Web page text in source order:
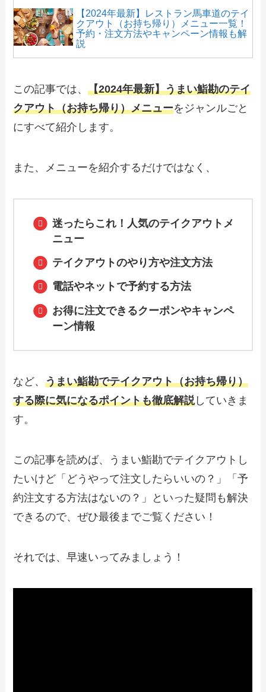
【2024年最新】レストラン馬車道のテイ
クアウト（お持ち帰り）メニュー一覧！
予約・注文方法やキャンペーン情報も解
説
ト全メニュー！お持ち帰りの予約・注文
方法やクーポン情報も解説
【2024年最新】がってん寿司のテイクア
約・注文方法やキャンペーン情報も解説
【2024年最新】焼肉ライクで人気のテイ
すすめ商品や予約・注文方法も紹介
【2024年最新】すし丸のテイクアウト
【2024年最新】かっぱ寿司持ち帰りメニ
ューランキング！単品やセットも一覧表
で紹介
アウト全メニュー！お持ち帰りの予約・
【2024年最新】天丼てんやてんどのテイ
クアウト全メニュー！お持ち帰りの予
この記事では、【2024年最新】うまい鮨勘のテイ
クアウト（お持ち帰り）メニューをジャンルごと
にすべて紹介します。
また、メニューを紹介するだけではなく、
迷ったらこれ！人気のテイクアウトメ
ニュー
テイクアウトのやり方や注文方法
電話やネットで予約する方法
お得に注文できるクーポンやキャンペ
ーン情報
など、うまい鮨勘でテイクアウト（お持ち帰り）
する際に気になるポイントも徹底解説していきま
す。
この記事を読めば、うまい鮨勘でテイクアウトし
たいけど「どうやって注文したらいいの？」「予
約注文する方法はないの？」といった疑問も解決
できるので、ぜひ最後までご覧ください！
それでは、早速いってみましょう！